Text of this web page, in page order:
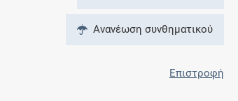
Ανανέωση συνθηματικού
Επιστροφή